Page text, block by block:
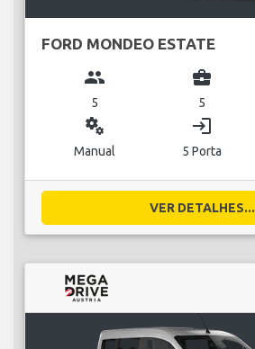
FORD MONDEO ESTATE
group
5
business_center
5
miscellaneous_services
Manual
login
5 Porta
VER DETALHES...